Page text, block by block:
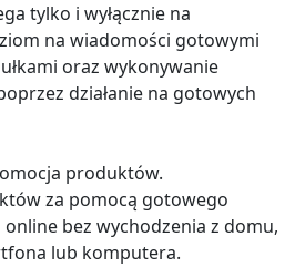
tylko i wyłącznie na
na wiadomości gotowymi
oraz wykonywanie
działanie na gotowych
produktów.
za pomocą gotowego
online bez wychodzenia z domu,
lub komputera.